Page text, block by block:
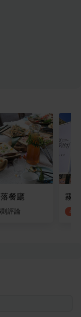
餐廳
則評論
霧
4.2